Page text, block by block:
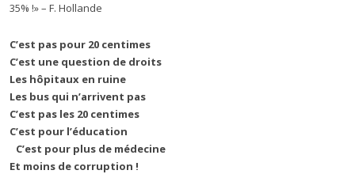
35% !» – F. Hollande
C’est pas pour 20 centimes
C’est une question de droits
Les hôpitaux en ruine
Les bus qui n’arrivent pas
C’est pas les 20 centimes
C’est pour l’éducation
C’est pour plus de médecine
Et moins de corruption !